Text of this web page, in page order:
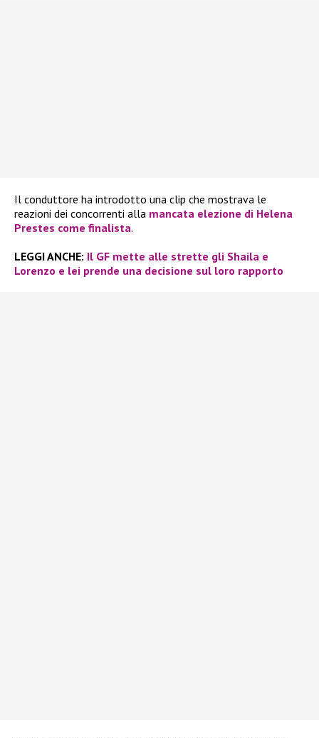
Il conduttore ha introdotto una clip che mostrava le
reazioni dei concorrenti alla mancata elezione di Helena
Prestes come finalista.
LEGGI ANCHE: Il GF mette alle strette gli Shaila e
Lorenzo e lei prende una decisione sul loro rapporto